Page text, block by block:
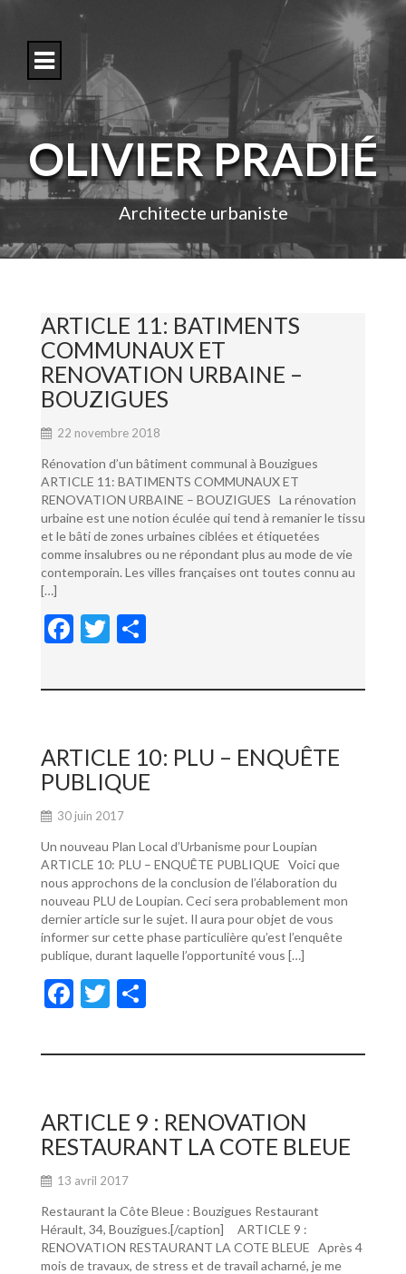
o
c
n
e
OLIVIER PRADIÉ
Architecte urbaniste
ARTICLE 11: BATIMENTS
COMMUNAUX ET
RENOVATION URBAINE –
BOUZIGUES
22 novembre 2018
Rénovation d’un bâtiment communal à Bouzigues
ARTICLE 11: BATIMENTS COMMUNAUX ET
RENOVATION URBAINE – BOUZIGUES La rénovation
urbaine est une notion éculée qui tend à remanier le tissu
et le bâti de zones urbaines ciblées et étiquetées
comme insalubres ou ne répondant plus au mode de vie
contemporain. Les villes françaises ont toutes connu au
[…]
F
e
o
o
k
T
itt ta
er
ARTICLE 10: PLU – ENQUÊTE
PUBLIQUE
30 juin 2017
Un nouveau Plan Local d’Urbanisme pour Loupian
ARTICLE 10: PLU – ENQUÊTE PUBLIQUE Voici que
nous approchons de la conclusion de l’élaboration du
nouveau PLU de Loupian. Ceci sera probablement mon
dernier article sur le sujet. Il aura pour objet de vous
informer sur cette phase particulière qu’est l’enquête
publique, durant laquelle l’opportunité vous […]
F
e
o
o
k
T
itt ta
er
ARTICLE 9 : RENOVATION
RESTAURANT LA COTE BLEUE
13 avril 2017
Restaurant la Côte Bleue : Bouzigues Restaurant
Hérault, 34, Bouzigues.[/caption] ARTICLE 9 :
RENOVATION RESTAURANT LA COTE BLEUE Après 4
mois de travaux, de stress et de travail acharné, je me